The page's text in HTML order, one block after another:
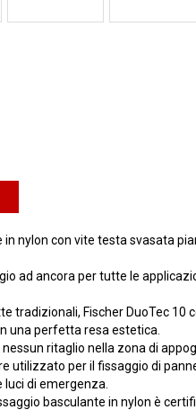
in nylon con vite testa svasata
ad ancora per tutte le
tradizionali, Fischer DuoTec
una perfetta resa estetica.
ritaglio nella zona di
utilizzato per il fissaggio di
di emergenza.
basculante in nylon è